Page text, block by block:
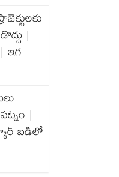
|
ఇగ
|
బడిలో